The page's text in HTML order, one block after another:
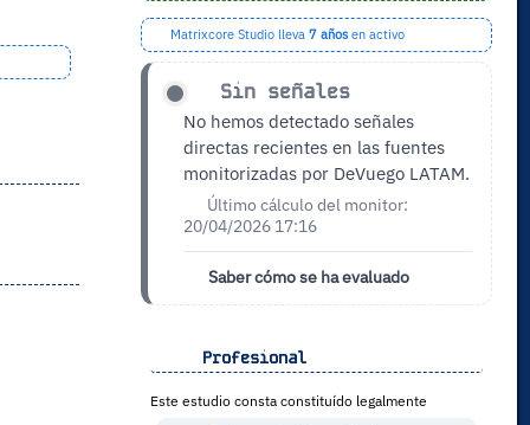
Matrixcore Studio lleva 7 añosen activo
Sin señales
No hemos detectado señales
directas recientes en las fuentes
monitorizadas por DeVuego LATAM.
Último cálculo del monitor:
20/04/2026 17:16
Saber cómo se ha evaluado
Profesional
Este estudio consta constituído legalmente